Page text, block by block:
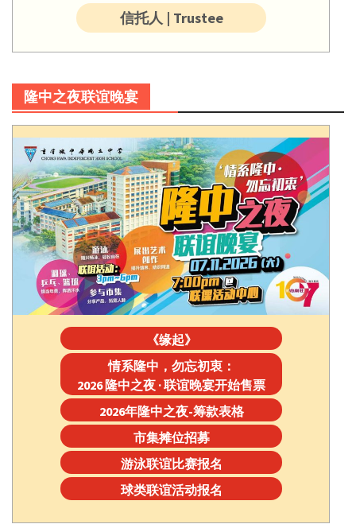
信托人 | Trustee
隆中之夜联谊晚宴
《缘起》
情系隆中，勿忘初衷：
2026 隆中之夜 · 联谊晚宴开始售票
2026年隆中之夜-筹款表格
市集摊位招募
游泳联谊比赛报名
球类联谊活动报名